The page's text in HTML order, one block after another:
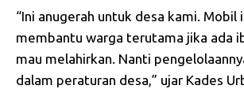
“Ini anugerah untuk desa kami. Mobil
membantu warga terutama jika ada
mau melahirkan. Nanti
dalam peraturan desa,” ujar Kades